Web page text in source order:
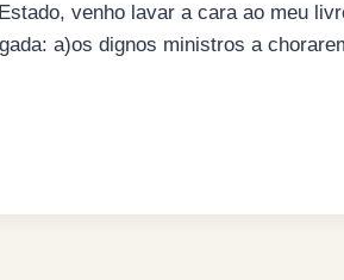
venho lavar a cara ao meu
a)os dignos ministros a